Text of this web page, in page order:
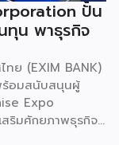
กได้อย่างภาคภูมิ”ปั้น
ทุน พาธุรกิจ
ทย (EXIM BANK)
ร้อมสนับสนุนผู้
Expo
ริมศักยภาพธุรกิจ